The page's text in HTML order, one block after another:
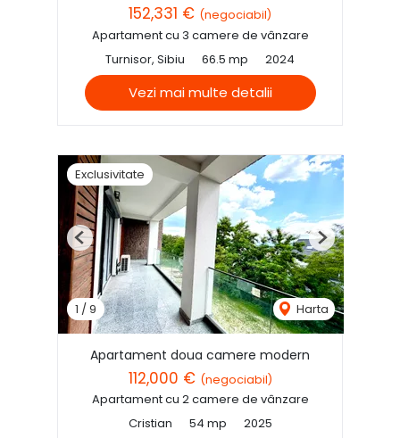
152,331 € (negociabil)
Apartament cu 3 camere de vânzare
Turnisor, Sibiu
66.5 mp 2024
Vezi mai multe detalii
Exclusivitate
1 /9 Harta
Previous Next
Apartament doua camere modern
112,000 € (negociabil)
Apartament cu 2 camere de vânzare
Cristian
54 mp 2025